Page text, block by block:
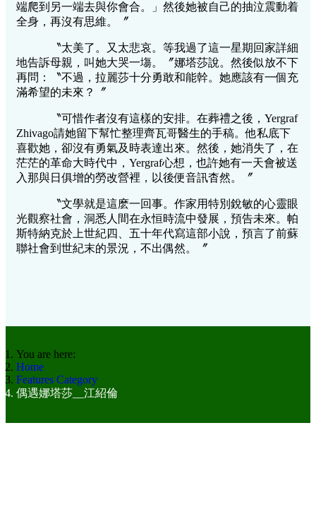
端爬到另一端去與你會合。」然後她被自己的抽泣震動着
全身，再沒有思維。〞
〝太美了。又太悲哀。等我過了這一星期回家詳細
地告訴母親，叫她大哭一塲。〞娜塔莎說。然後似放不下
再問：〝不過，拉麗莎十分勇敢和能幹。她應該有一個充
滿希望的未來？〞
〝可惜作者沒有這樣的安排。在葬禮之後，Yergraf
Zhivago請她留下幫忙整理齊瓦哥醫生的手稿。他私底下
喜歡她，卻沒有勇氣及時表達出來。然後，她消失了，在
茫茫的革命大時代中，Yergraf心想，也許她有一天會被送
入那與日俱增的勞改營裡，以後便音訊杳然。〞
〝文學就是這麽一回事。作家用特別銳敏的心靈眼
光觀察社會，洞悉人間在永恒時流中發展，預告未來。帕
斯特納克於上世紀四、五十年代寫這部小說，預言了前蘇
聯社會到世紀末的景況，不出偶然。〞
You are here:
Home
Features Category
偶遇娜塔莎__江紹倫